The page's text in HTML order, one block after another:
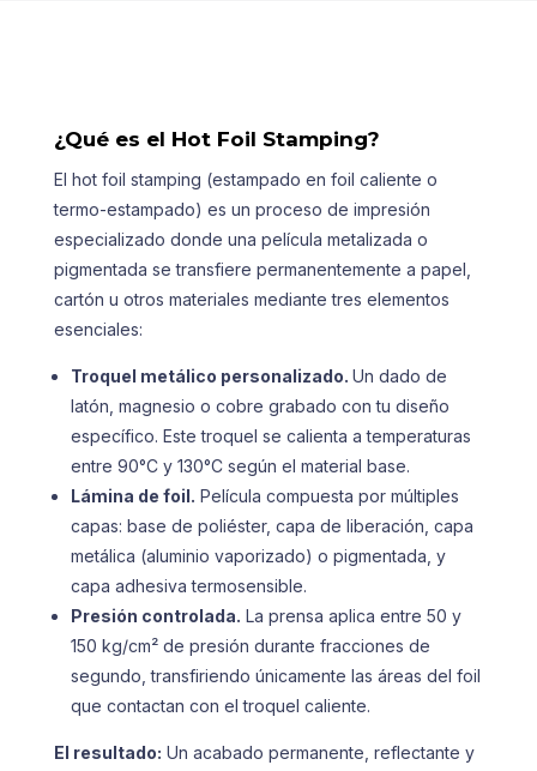
¿Qué es el Hot Foil Stamping?
El hot foil stamping (estampado en foil caliente o
termo-estampado) es un proceso de impresión
especializado donde una película metalizada o
pigmentada se transfiere permanentemente a papel,
cartón u otros materiales mediante tres elementos
esenciales:
Troquel metálico personalizado. Un dado de
latón, magnesio o cobre grabado con tu diseño
específico. Este troquel se calienta a temperaturas
entre 90°C y 130°C según el material base.
Lámina de foil. Película compuesta por múltiples
capas: base de poliéster, capa de liberación, capa
metálica (aluminio vaporizado) o pigmentada, y
capa adhesiva termosensible.
Presión controlada. La prensa aplica entre 50 y
150 kg/cm² de presión durante fracciones de
segundo, transfiriendo únicamente las áreas del foil
que contactan con el troquel caliente.
El resultado: Un acabado permanente, reflectante y